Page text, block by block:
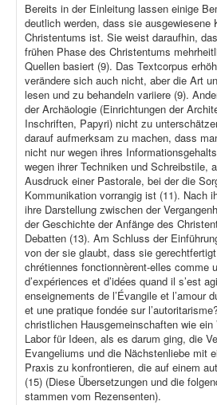
Bereits in der Einleitung lassen einige
deutlich werden, dass sie ausgewiesene
Christentums ist. Sie weist daraufhin,
frühen Phase des Christentums
Quellen basiert (9). Das Textcorpus
verändere sich auch nicht, aber die Art
lesen und zu behandeln variiere (9).
der Archäologie (Einrichtungen der
Inschriften, Papyri) nicht zu
darauf aufmerksam zu machen, dass
nicht nur wegen ihres
wegen ihrer Techniken und Schreibstile,
Ausdruck einer Pastorale, bei der die
Kommunikation vorrangig ist (11). Nach
ihre Darstellung zwischen der
der Geschichte der Anfänge des
Debatten (13). Am Schluss der
von der sie glaubt, dass sie
chrétiennes fonctionnèrent-elles comme
d’expériences et d’idées quand il s’est
enseignements de l’Évangile et l’amour
et une pratique fondée sur
christlichen Hausgemeinschaften wie
Labor für Ideen, als es darum ging, die
Evangeliums und die Nächstenliebe mit
Praxis zu konfrontieren, die auf einem
(15) (Diese Übersetzungen und die
stammen vom Rezensenten).